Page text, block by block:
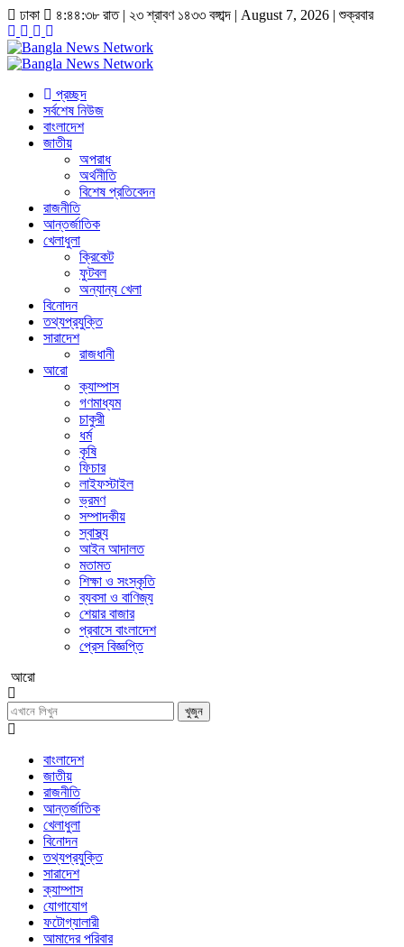
ঢাকা ৪:৪৪:৩৯ রাত| ২৩ শ্রাবণ ১৪৩৩ বঙ্গাব্দ | August 7, 2026 |শুক্রবার
প্রচ্ছদ
সর্বশেষ নিউজ
বাংলাদেশ
জাতীয়
অপরাধ
অর্থনীতি
বিশেষ প্রতিবেদন
রাজনীতি
আন্তর্জাতিক
খেলাধুলা
ক্রিকেট
ফুটবল
অন্যান্য খেলা
বিনোদন
তথ্যপ্রযুক্তি
সারাদেশ
রাজধানী
আরো
ক্যাম্পাস
গণমাধ্যম
চাকুরী
ধর্ম
কৃষি
ফিচার
লাইফস্টাইল
ভ্রমণ
সম্পাদকীয়
স্বাস্থ্য
আইন আদালত
মতামত
শিক্ষা ও সংস্কৃতি
ব্যবসা ও বাণিজ্য
শেয়ার বাজার
প্রবাসে বাংলাদেশ
প্রেস বিজ্ঞপ্তি
আরো
খুজুন
বাংলাদেশ
জাতীয়
রাজনীতি
আন্তর্জাতিক
খেলাধুলা
বিনোদন
তথ্যপ্রযুক্তি
সারাদেশ
ক্যাম্পাস
যোগাযোগ
ফটোগ্যালারী
আমাদের পরিবার